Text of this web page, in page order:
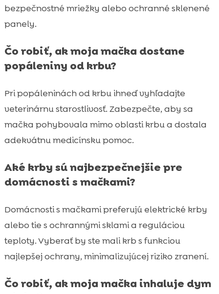
bezpečnostné mriežky alebo ochranné sklenené
panely.
Čo robiť, ak moja mačka dostane
popáleniny od krbu?
Pri popáleninách od krbu ihneď vyhľadajte
veterinárnu starostlivosť. Zabezpečte, aby sa
mačka pohybovala mimo oblasti krbu a dostala
adekvátnu medicínsku pomoc.
Aké krby sú najbezpečnejšie pre
domácnosti s mačkami?
Domácnosti s mačkami preferujú elektrické krby
alebo tie s ochrannými sklami a reguláciou
teploty. Vyberať by ste mali krb s funkciou
najlepšej ochrany, minimalizujúcej riziko zranení.
Čo robiť, ak moja mačka inhaluje dym